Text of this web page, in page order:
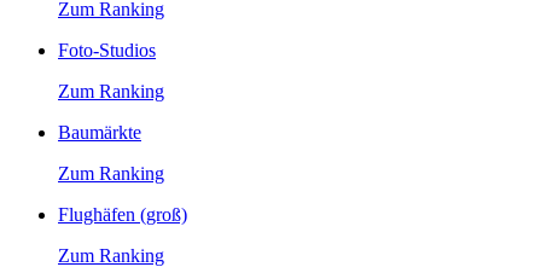
Zum Ranking
Foto-Studios
Zum Ranking
Baumärkte
Zum Ranking
Flughäfen (groß)
Zum Ranking